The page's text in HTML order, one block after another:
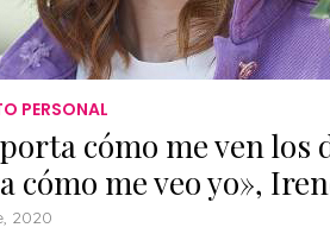
PERSONAL
cómo me ven los
cómo me veo yo»,
2020